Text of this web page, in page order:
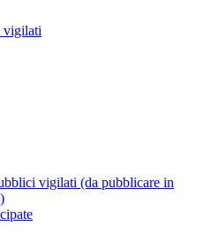
vigilati
vigilati (da pubblicare in